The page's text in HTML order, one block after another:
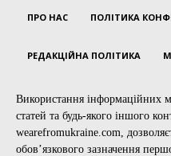
ПРО НАС ПОЛІТИКА
РЕДАКЦІЙНА ПОЛІТИКА
Використання інформаційних
статей та будь-якого іншого
wearefromukraine.com,
обов’язкового зазначення